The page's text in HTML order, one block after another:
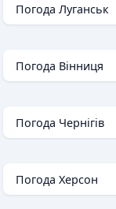
Погода Луганськ
Погода Вінниця
Погода Чернігів
Погода Херсон